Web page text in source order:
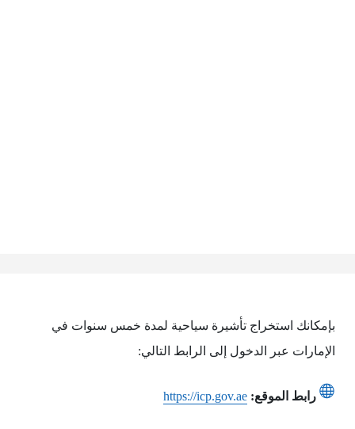
بإمكانك استخراج تأشيرة سياحية لمدة خمس سنوات في
الإمارات عبر الدخول إلى الرابط التالي:
رابط الموقع: https://icp.gov.ae